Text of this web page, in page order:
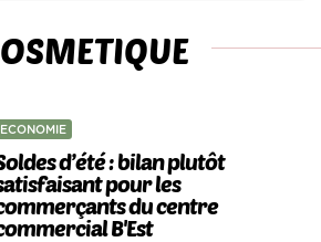
ECONOMIE
d’été : bilan plutôt
pour les
du centre
B'Est